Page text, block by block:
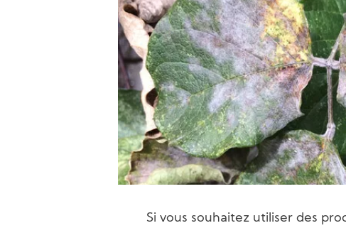
Si vous souhaitez utiliser des